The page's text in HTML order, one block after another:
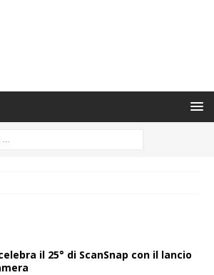
il 25° di ScanSnap con il lancio